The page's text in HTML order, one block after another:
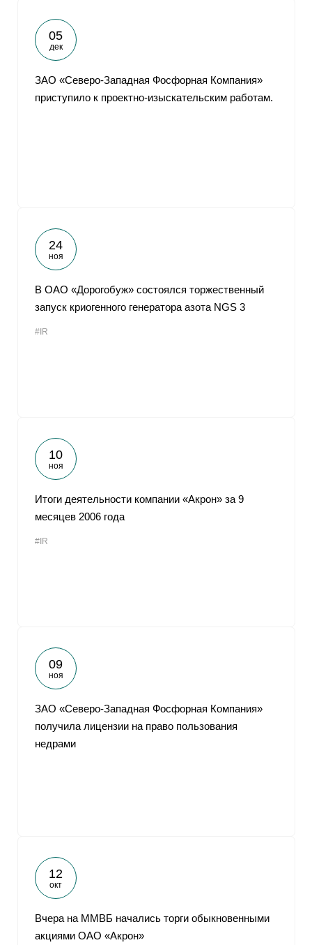
05
дек
ЗАО «Северо-Западная Фосфорная Компания»
приступило к проектно-изыскательским работам.
24
ноя
В ОАО «Дорогобуж» состоялся торжественный
запуск криогенного генератора азота NGS 3
#IR
10
ноя
Итоги деятельности компании «Акрон» за 9
месяцев 2006 года
#IR
09
ноя
ЗАО «Северо-Западная Фосфорная Компания»
получила лицензии на право пользования
недрами
12
окт
Вчера на ММВБ начались торги обыкновенными
акциями ОАО «Акрон»